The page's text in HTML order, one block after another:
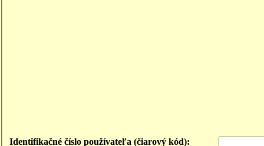
Identifikačné číslo používateľa (čiarový kód):